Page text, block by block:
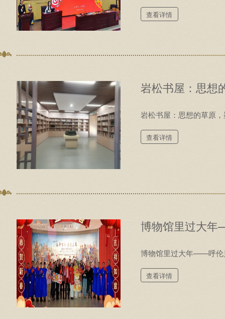
查看详情
岩松书屋：思想
岩松书屋：思想的草原
查看详情
博物馆里过大
博物馆里过大年——呼伦
查看详情